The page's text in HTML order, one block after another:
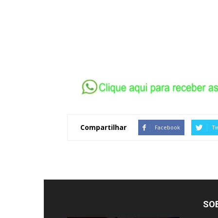
Compartilhar Facebook